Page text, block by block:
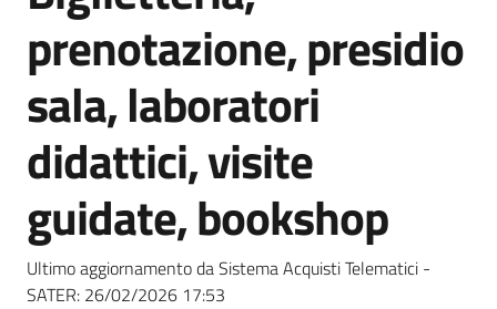
strumenti
di
acquisto
Supporto
Piattaforme
telematiche
prenotazione, presidio
sala, laboratori
didattici, visite
guidate, bookshop
Ultimo aggiornamento da Sistema Acquisti Telematici -
SATER: 26/02/2026 17:53